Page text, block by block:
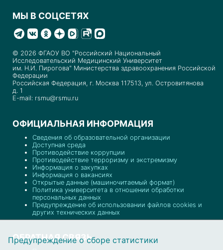
МЫ В СОЦСЕТЯХ
© 2026 ФГАОУ ВО "Российский Национальный
Исследовательский Медицинский Университет
им. Н.И. Пирогова" Министерства здравоохранения Российской
Федерации
Российская Федерация, г. Москва 117513, ул. Островитянова
д. 1
E-mail: rsmu@rsmu.ru
ОФИЦИАЛЬНАЯ ИНФОРМАЦИЯ
Сведения об образовательной организации
Доступная среда
Противодействие коррупции
Противодействие терроризму и экстремизму
Информация о закупках
Информация о вакансиях
Открытые данные (машиночитаемый формат)
Политика университета в отношении обработки
персональных данных
Предупреждение об использовании файлов cookies и
других технических данных
ОБРАТНАЯ СВЯЗЬ
Предупреждение о сборе статистики